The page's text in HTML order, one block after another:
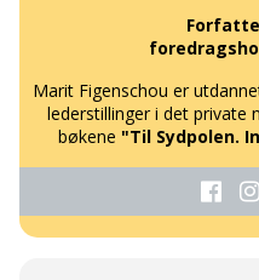
Marit Figenschou er
lederstillinger i det
bøkene "Til Sydpolen.